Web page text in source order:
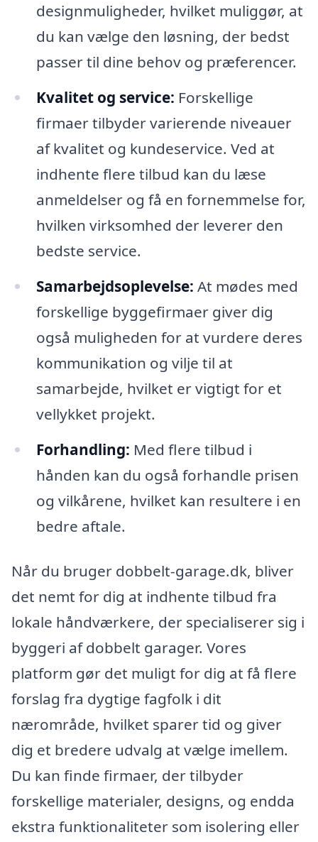
designmuligheder, hvilket muliggør, at
du kan vælge den løsning, der bedst
passer til dine behov og præferencer.
Kvalitet og service: Forskellige
firmaer tilbyder varierende niveauer
af kvalitet og kundeservice. Ved at
indhente flere tilbud kan du læse
anmeldelser og få en fornemmelse for,
hvilken virksomhed der leverer den
bedste service.
Samarbejdsoplevelse: At mødes med
forskellige byggefirmaer giver dig
også muligheden for at vurdere deres
kommunikation og vilje til at
samarbejde, hvilket er vigtigt for et
vellykket projekt.
Forhandling: Med flere tilbud i
hånden kan du også forhandle prisen
og vilkårene, hvilket kan resultere i en
bedre aftale.
Når du bruger dobbelt-garage.dk, bliver
det nemt for dig at indhente tilbud fra
lokale håndværkere, der specialiserer sig i
byggeri af dobbelt garager. Vores
platform gør det muligt for dig at få flere
forslag fra dygtige fagfolk i dit
nærområde, hvilket sparer tid og giver
dig et bredere udvalg at vælge imellem.
Du kan finde firmaer, der tilbyder
forskellige materialer, designs, og endda
ekstra funktionaliteter som isolering eller